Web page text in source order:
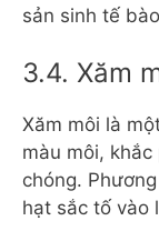
sản sinh tế
3.4. Xăm
Xăm môi là
màu môi,
chóng.
hạt sắc tố vào